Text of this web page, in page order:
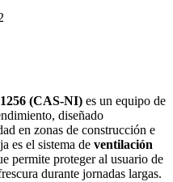
(CAS-NI) es un equipo de
diseñado
en zonas de construcción e
es el sistema de ventilación
permite proteger al usuario de
durante jornadas largas.